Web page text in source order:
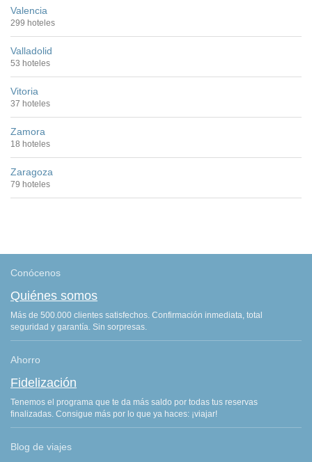
Valencia
299 hoteles
Valladolid
53 hoteles
Vitoria
37 hoteles
Zamora
18 hoteles
Zaragoza
79 hoteles
Conócenos
Quiénes somos
Más de 500.000 clientes satisfechos. Confirmación inmediata, total
seguridad y garantía. Sin sorpresas.
Ahorro
Fidelización
Tenemos el programa que te da más saldo por todas tus reservas
finalizadas. Consigue más por lo que ya haces: ¡viajar!
Blog de viajes